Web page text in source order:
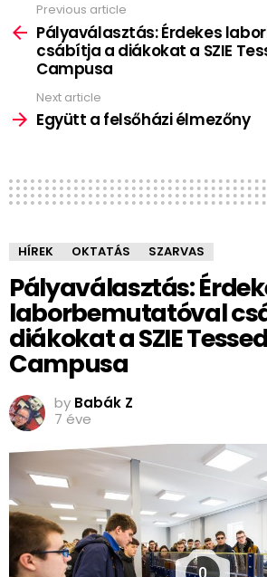
more
Previous article
Pályaválasztás: Érdekes
csábítja a diákokat a SZIE
Campusa
Next article
Együtt a felsőházi élmezőny
HÍREK OKTATÁS SZARVAS
Pályaválasztás:
laborbemutatóval
diákokat a SZIE
Campusa
by Babák Z
7 éve
0